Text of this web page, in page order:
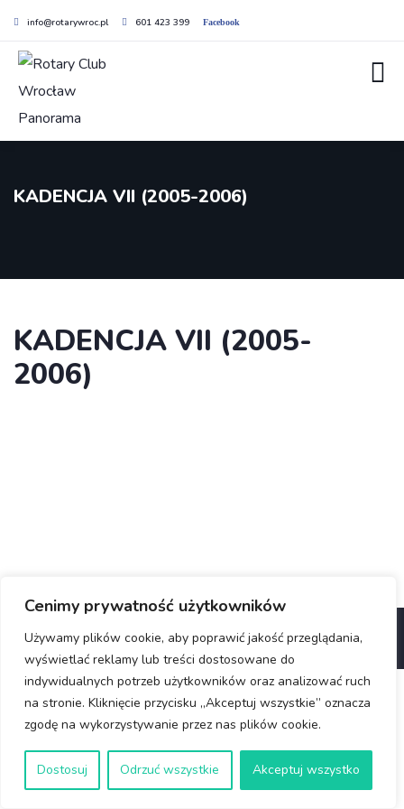
Cenimy prywatność użytkowników
Używamy plików cookie, aby poprawić jakość przeglądania,
wyświetlać reklamy lub treści dostosowane do
indywidualnych potrzeb użytkowników oraz analizować ruch
na stronie. Kliknięcie przycisku „Akceptuj wszystkie” oznacza
zgodę na wykorzystywanie przez nas plików cookie.
Dostosuj Odrzuć wszystkie Akceptuj wszystko
info@rotarywroc.pl 601 423 399 Facebook
KADENCJA VII (2005-2006)
KADENCJA VII (2005-
2006)
© Copyright 2025 Rotary Wrocław